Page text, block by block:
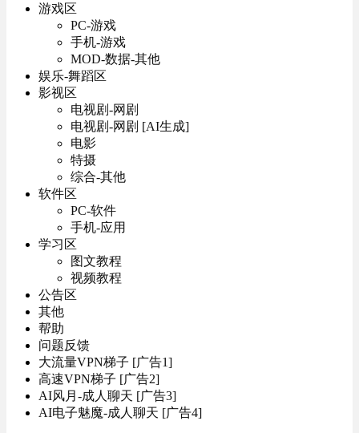
游戏区
PC-游戏
手机-游戏
MOD-数据-其他
娱乐-舞蹈区
影视区
电视剧-网剧
电视剧-网剧 [AI生成]
电影
特摄
综合-其他
软件区
PC-软件
手机-应用
学习区
图文教程
视频教程
公告区
其他
帮助
问题反馈
大流量VPN梯子 [广告1]
高速VPN梯子 [广告2]
AI风月-成人聊天 [广告3]
AI电子魅魔-成人聊天 [广告4]